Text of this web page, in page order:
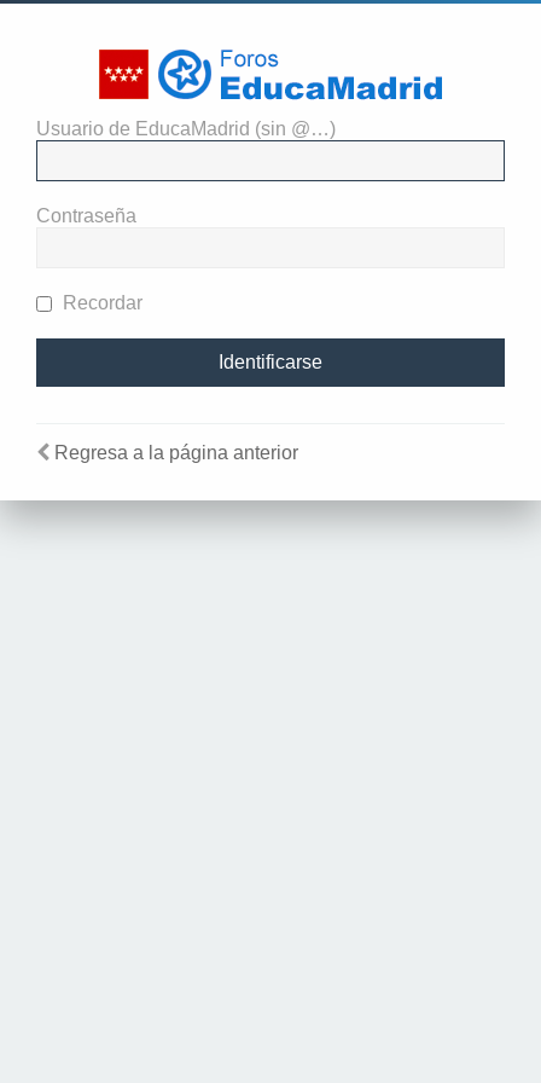
Usuario de EducaMadrid (sin @…)
Contraseña
Recordar
Regresa a la página anterior